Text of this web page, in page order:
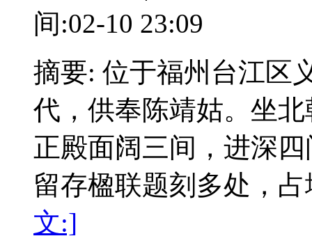
间:02-10 23:09
摘要: 位于福州台江区
代，供奉陈靖姑。坐
正殿面阔三间，进深
留存楹联题刻多处，
文:]